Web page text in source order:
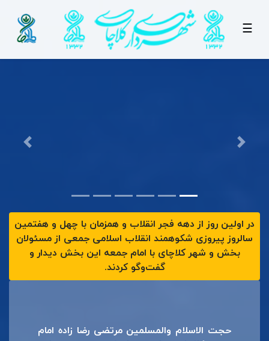
☰
در اولین روز از دهه فجر انقلاب و همزمان با چهل و هفتمین
سالروز پیروزی شکوهمند انقلاب اسلامی جمعی از مسئولان
بخش و شهر کلاچای با امام جمعه این بخش دیدار و
گفت‌وگو کردند.
حجت الاسلام والمسلمین مرتضی رضا زاده امام